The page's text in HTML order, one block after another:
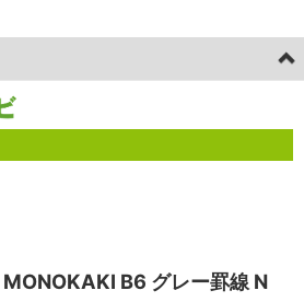
B6 グレー罫線 N